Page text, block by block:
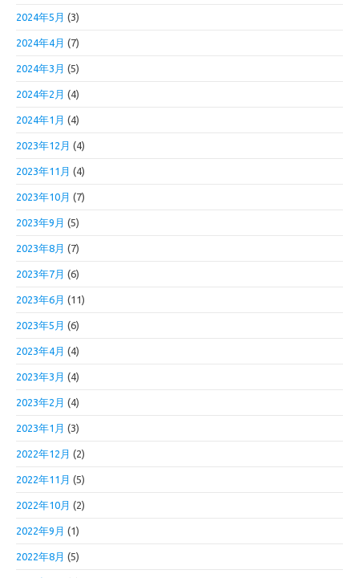
2024年5月 (3)
2024年4月 (7)
2024年3月 (5)
2024年2月 (4)
2024年1月 (4)
2023年12月 (4)
2023年11月 (4)
2023年10月 (7)
2023年9月 (5)
2023年8月 (7)
2023年7月 (6)
2023年6月 (11)
2023年5月 (6)
2023年4月 (4)
2023年3月 (4)
2023年2月 (4)
2023年1月 (3)
2022年12月 (2)
2022年11月 (5)
2022年10月 (2)
2022年9月 (1)
2022年8月 (5)